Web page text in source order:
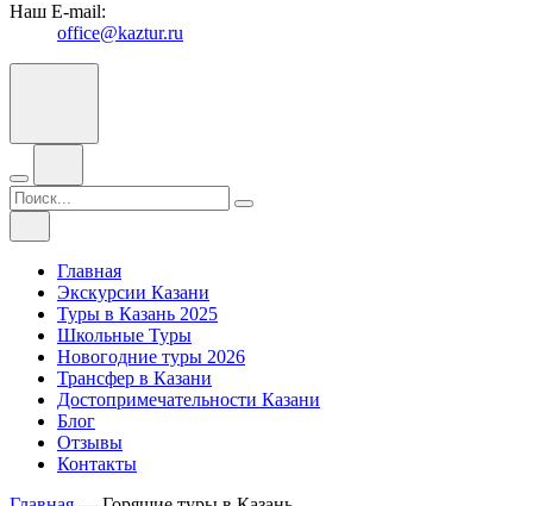
Наш E-mail:
office@kaztur.ru
Главная
Экскурсии Казани
Туры в Казань 2025
Школьные Туры
Новогодние туры 2026
Трансфер в Казани
Достопримечательности Казани
Блог
Отзывы
Контакты